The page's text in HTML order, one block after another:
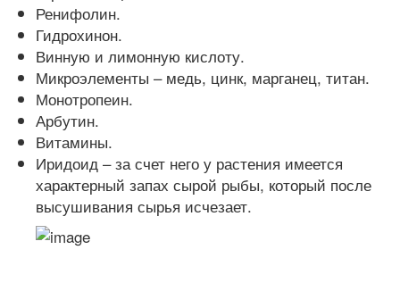
Ренифолин.
Гидрохинон.
Винную и лимонную кислоту.
Микроэлементы – медь, цинк, марганец, титан.
Монотропеин.
Арбутин.
Витамины.
Иридоид – за счет него у растения имеется
характерный запах сырой рыбы, который после
высушивания сырья исчезает.